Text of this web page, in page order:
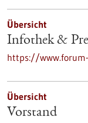
Übersicht
Infothek &
https://
Übersicht
Vorstand